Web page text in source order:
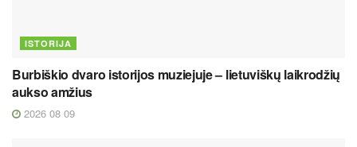
ISTORIJA
Burbiškio dvaro istorijos muziejuje – lietuviškų laikrodžių
aukso amžius
2026 08 09